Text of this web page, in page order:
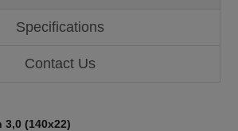
Specifications
Contact Us
(140x22)